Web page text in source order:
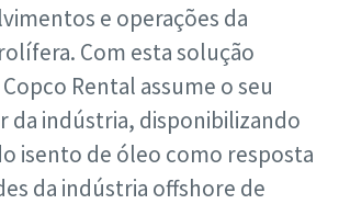
e operações da
Com esta solução
Rental assume o seu
da indústria, disponibilizando
isento de óleo como resposta
da indústria offshore de